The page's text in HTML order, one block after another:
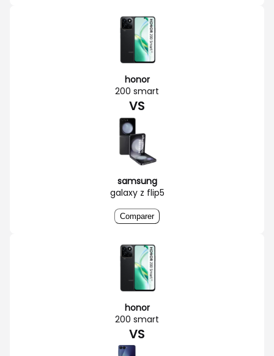
honor
200 smart
VS
samsung
galaxy z flip5
Comparer
honor
200 smart
VS